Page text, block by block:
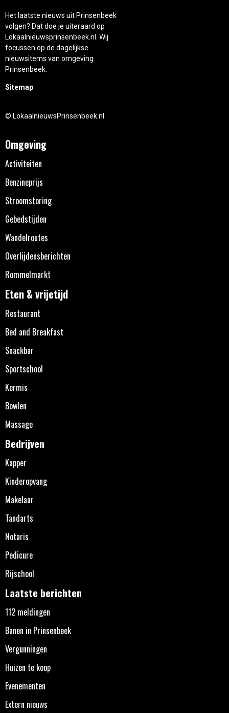
Het laatste nieuws uit Prinsenbeek
volgen? Dat doe je uiteraard op
Lokaalnieuwsprinsenbeek.nl. Wij
focussen op de dagelijkse
nieuwsitems van omgeving
Prinsenbeek.
Sitemap
© LokaalnieuwsPrinsenbeek.nl
Omgeving
Activiteiten
Benzineprijs
Stroomstoring
Gebedstijden
Wandelroutes
Overlijdensberichten
Rommelmarkt
Eten & vrijetijd
Restaurant
Bed and Breakfast
Snackbar
Sportschool
Kermis
Bowlen
Massage
Bedrijven
Kapper
Kinderopvang
Makelaar
Tandarts
Notaris
Pedicure
Rijschool
Laatste berichten
112 meldingen
Banen in Prinsenbeek
Vergunningen
Huizen te koop
Evenementen
Extern nieuws